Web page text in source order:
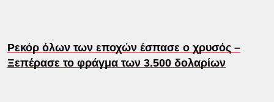
Ρεκόρ όλων των εποχών έσπασε ο χρυσός –
Ξεπέρασε το φράγμα των 3.500 δολαρίων